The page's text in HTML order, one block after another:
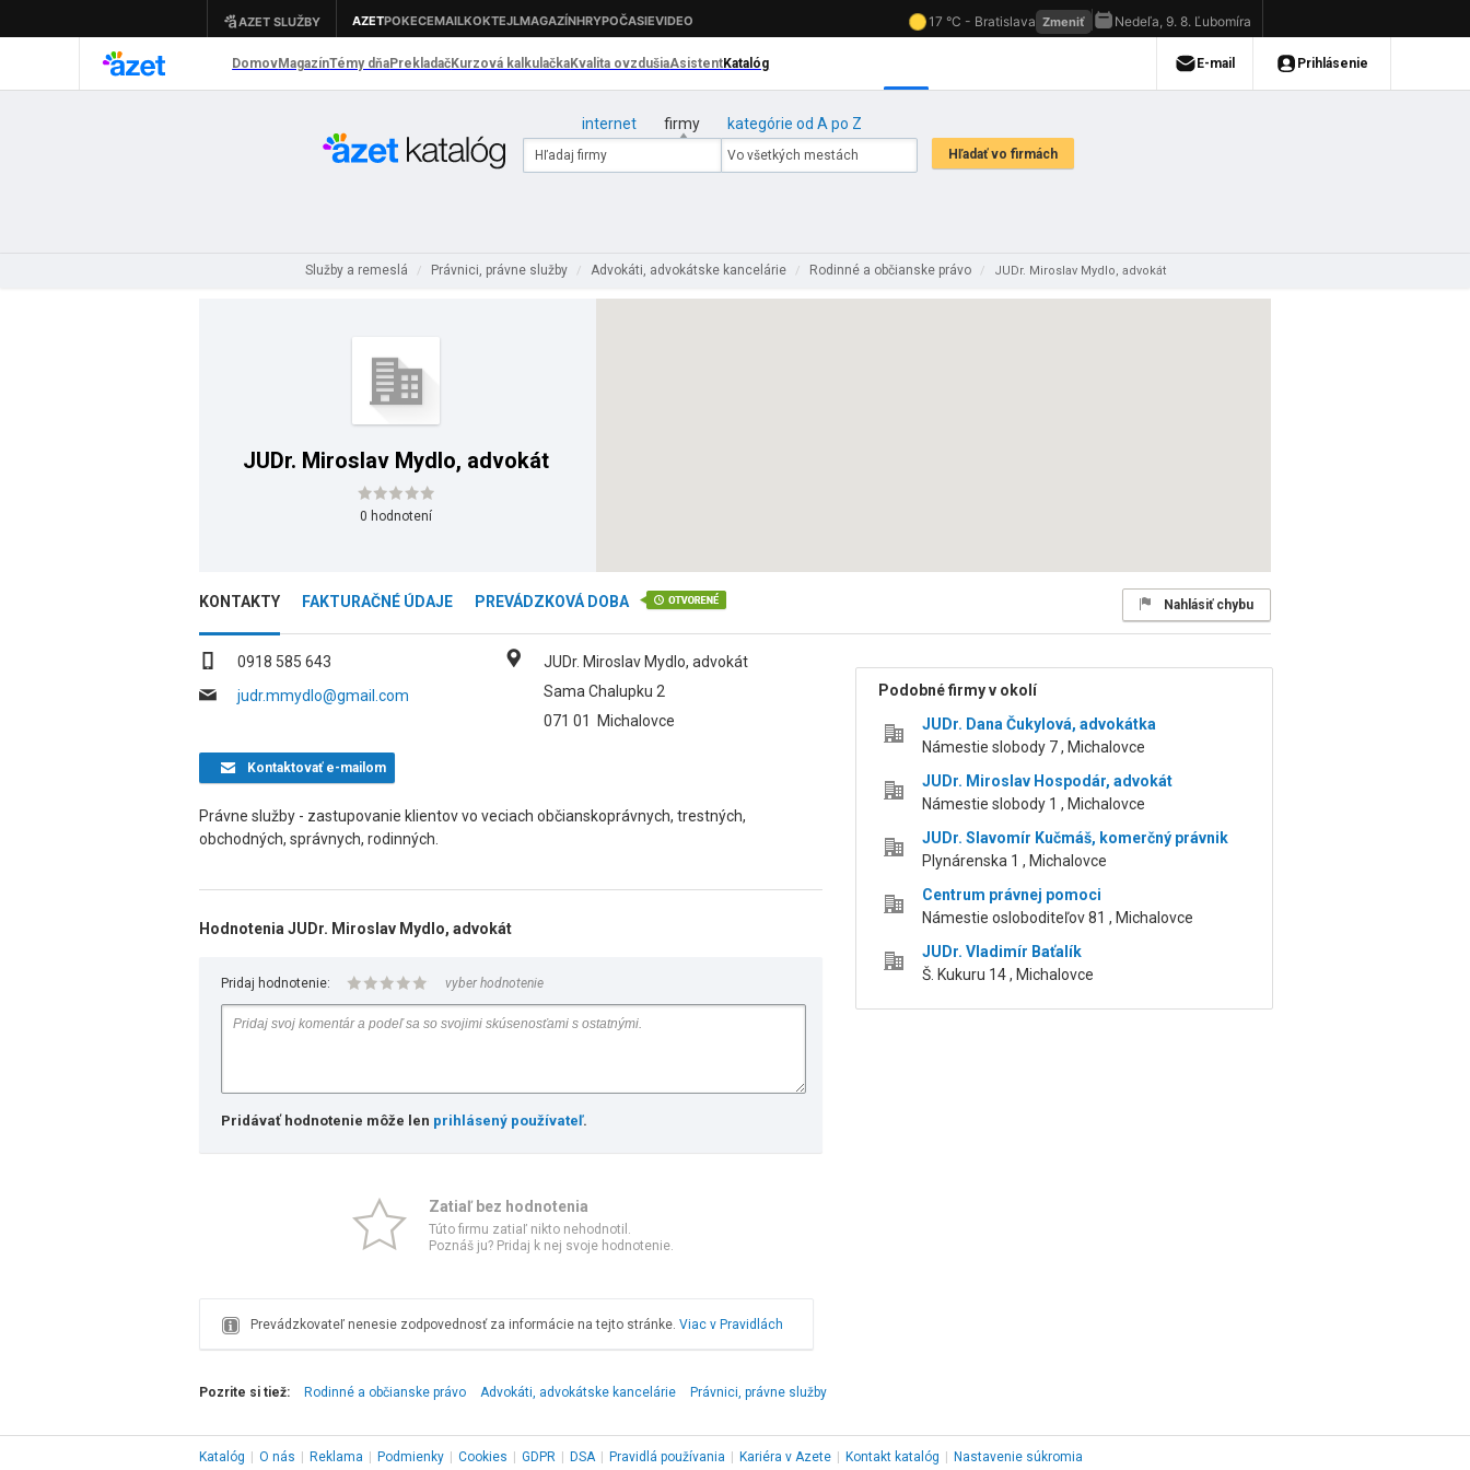
internet firmy kategórie od A po Z
Služby a remeslá / Právnici, právne služby / Advokáti, advokátske kancelárie / Rodinné a občianske právo / JUDr. Miroslav Mydlo, advokát
JUDr. Miroslav Mydlo, advokát
0 hodnotení
KONTAKTY FAKTURAČNÉ ÚDAJE PREVÁDZKOVÁ DOBA Nahlásiť chybu
0918 585 643
judr.mmydlo@gmail.com
JUDr. Miroslav Mydlo, advokát
Sama Chalupku 2
071 01
Michalovce
Kontaktovaťe-mailom
Právne služby - zastupovanie klientov vo veciach občianskoprávnych, trestných,
obchodných, správnych, rodinných.
Hodnotenia JUDr. Miroslav Mydlo, advokát
Pridaj hodnotenie: vyber hodnotenie
Pridávať hodnotenie môže len prihlásený používateľ.
Zatiaľ bez hodnotenia
Túto firmu zatiaľ nikto nehodnotil.
Poznáš ju? Pridaj k nej svoje hodnotenie.
Prevádzkovateľ nenesie zodpovednosť za informácie na tejto stránke. Viac v Pravidlách
Podobné firmy v okolí
JUDr. Dana Čukylová, advokátka
Námestie slobody 7 , Michalovce
JUDr. Miroslav Hospodár, advokát
Námestie slobody 1 , Michalovce
JUDr. Slavomír Kučmáš, komerčný právnik
Plynárenska 1 , Michalovce
Centrum právnej pomoci
Námestie osloboditeľov 81 , Michalovce
JUDr. Vladimír Baťalík
Š. Kukuru 14 , Michalovce
Pozrite si tiež: Rodinné a občianske právo Advokáti, advokátske kancelárie Právnici, právne služby
Katalóg O nás Reklama Podmienky Cookies GDPR DSA Pravidlá používania Kariéra v Azete Kontakt katalóg
Nastavenie súkromia